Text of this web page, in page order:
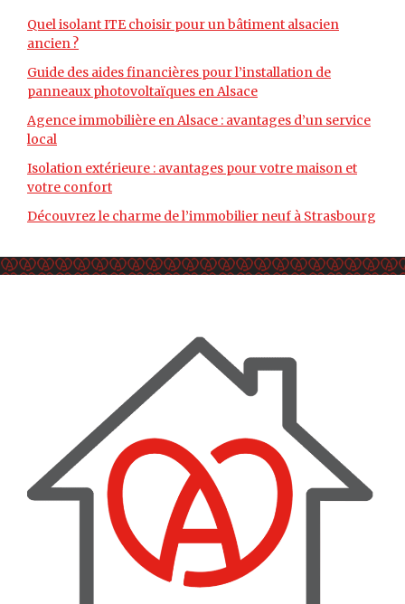
Quel isolant ITE choisir pour un bâtiment alsacien
ancien ?
Guide des aides financières pour l’installation de
panneaux photovoltaïques en Alsace
Agence immobilière en Alsace : avantages d’un service
local
Isolation extérieure : avantages pour votre maison et
votre confort
Découvrez le charme de l’immobilier neuf à Strasbourg